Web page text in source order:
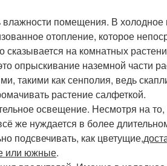
влажности помещения. В холодное
отопление, которое
сказывается на комнатных
опрыскивание наземной части
такими как сенполия, ведь
растение салфеткой.
освещение. Несмотря на то,
же нуждается в более
подсвечивать, как цветущие,
или южные.